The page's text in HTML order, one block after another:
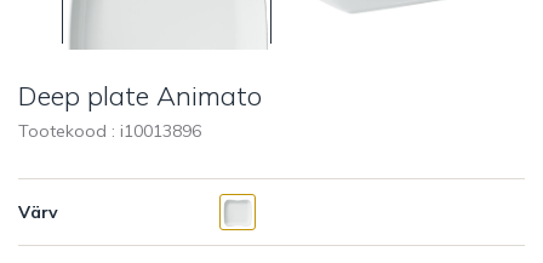
Deep plate Animato
Tootekood : i10013896
Värv